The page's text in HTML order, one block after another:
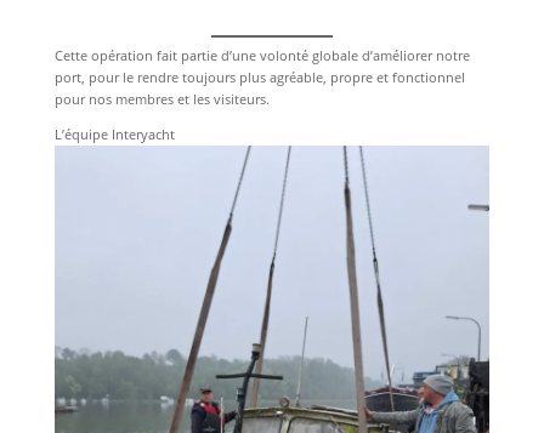
Cette opération fait partie d’une volonté globale d’améliorer notre
port, pour le rendre toujours plus agréable, propre et fonctionnel
pour nos membres et les visiteurs.
L’équipe Interyacht